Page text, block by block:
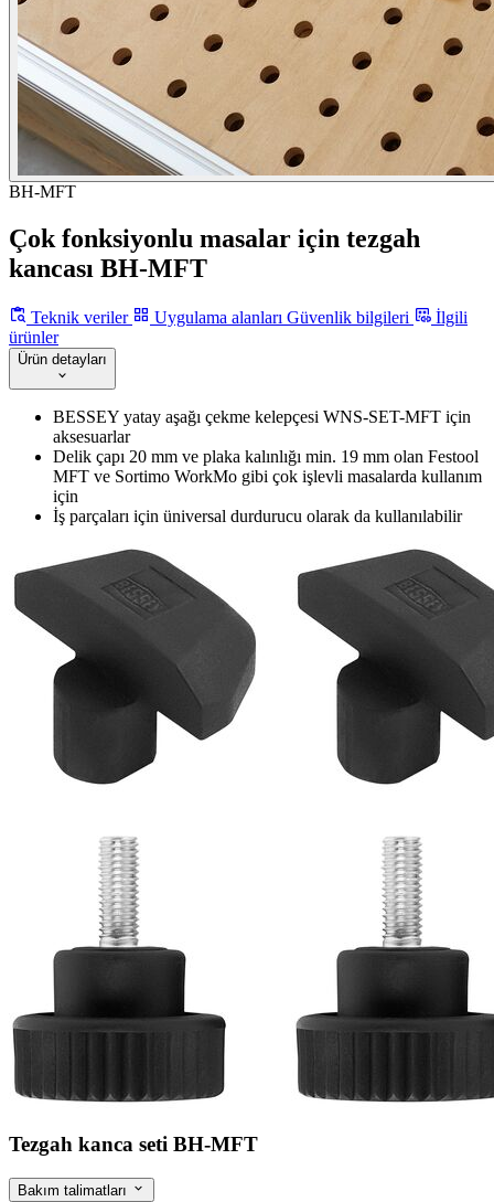
BH-MFT
Çok fonksiyonlu masalar için tezgah
kancası BH-MFT
Teknik veriler Uygulama alanları Güvenlik bilgileri
İlgili
ürünler
Ürün detayları
BESSEY yatay aşağı çekme kelepçesi WNS-SET-MFT için
aksesuarlar
Delik çapı 20 mm ve plaka kalınlığı min. 19 mm olan Festool
MFT ve Sortimo WorkMo gibi çok işlevli masalarda kullanım
için
İş parçaları için üniversal durdurucu olarak da kullanılabilir
Tezgah kanca seti BH-MFT
Bakım talimatları